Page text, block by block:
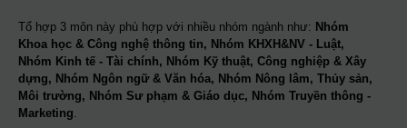
Tổ hợp 3 môn này phù hợp với nhiều nhóm ngành như: Nhóm
Khoa học & Công nghệ thông tin, Nhóm KHXH&NV - Luật,
Nhóm Kinh tế - Tài chính, Nhóm Kỹ thuật, Công nghiệp & Xây
dựng, Nhóm Ngôn ngữ & Văn hóa, Nhóm Nông lâm, Thủy sản,
Môi trường, Nhóm Sư phạm & Giáo dục, Nhóm Truyền thông -
Marketing.